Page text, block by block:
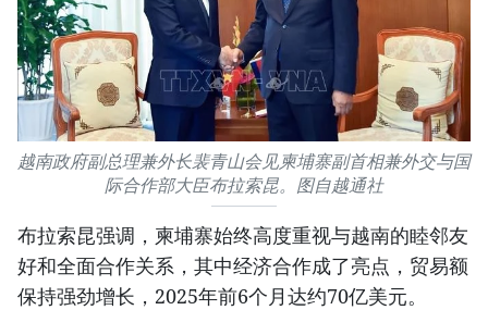
越南政府副总理兼外长裴青山会见柬埔寨副首相兼外交与国
际合作部大臣布拉索昆。图自越通社
布拉索昆强调，柬埔寨始终高度重视与越南的睦邻友
好和全面合作关系，其中经济合作成了亮点，贸易额
保持强劲增长，2025年前6个月达约70亿美元。